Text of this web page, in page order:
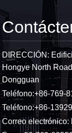
DIRECCIÓN:
Hongye North
Dongguan
Teléfono:+86-769-
Teléfono:+86-
Correo electrónico: